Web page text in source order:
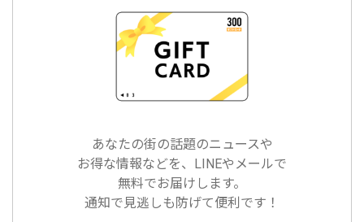
あなたの街の話題のニュースや
お得な情報などを、LINEやメールで
無料でお届けします。
通知で見逃しも防げて便利です！